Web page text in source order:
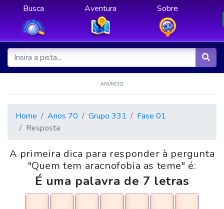
Busca Aventura Sobre
ANÚNCIO
Home Anos 70 Grupo 331
Fase 01
Resposta
A primeira dica para responder à pergunta
"Quem tem aracnofobia as teme" é:
É uma palavra de 7 letras